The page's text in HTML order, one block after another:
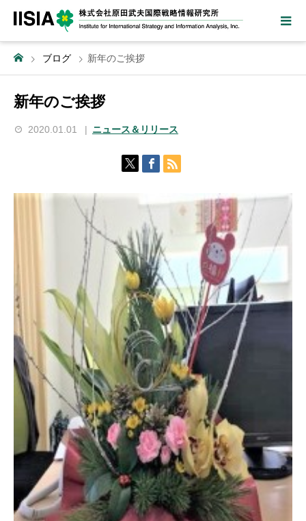
ブログ 新年のご挨拶
新年のご挨拶
2020.01.01 ニュース＆リリース